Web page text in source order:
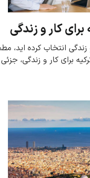
کار و زندگی
زندگی انتخاب کرده
برای کار و زندگی،